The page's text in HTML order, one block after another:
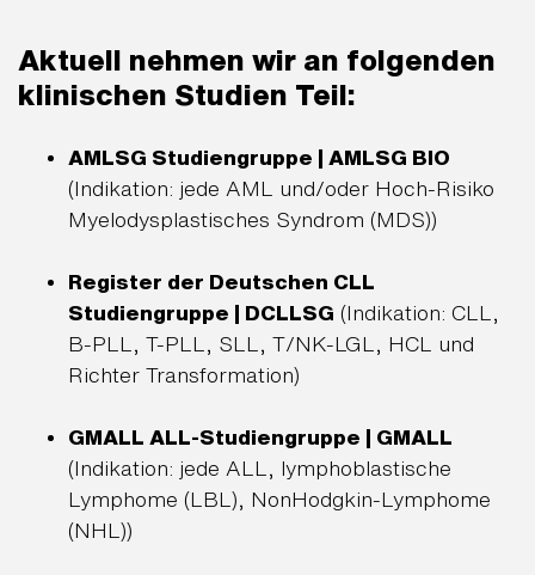
Aktuell nehmen wir an folgenden
klinischen Studien Teil:
AMLSG Studiengruppe | AMLSG BIO
(Indikation: jede AML und/oder Hoch-Risiko
Myelodysplastisches Syndrom (MDS))
Register der Deutschen CLL
Studiengruppe | DCLLSG (Indikation: CLL,
B-PLL, T-PLL, SLL, T/NK-LGL, HCL und
Richter Transformation)
GMALL ALL-Studiengruppe | GMALL
(Indikation: jede ALL, lymphoblastische
Lymphome (LBL), NonHodgkin-Lymphome
(NHL))